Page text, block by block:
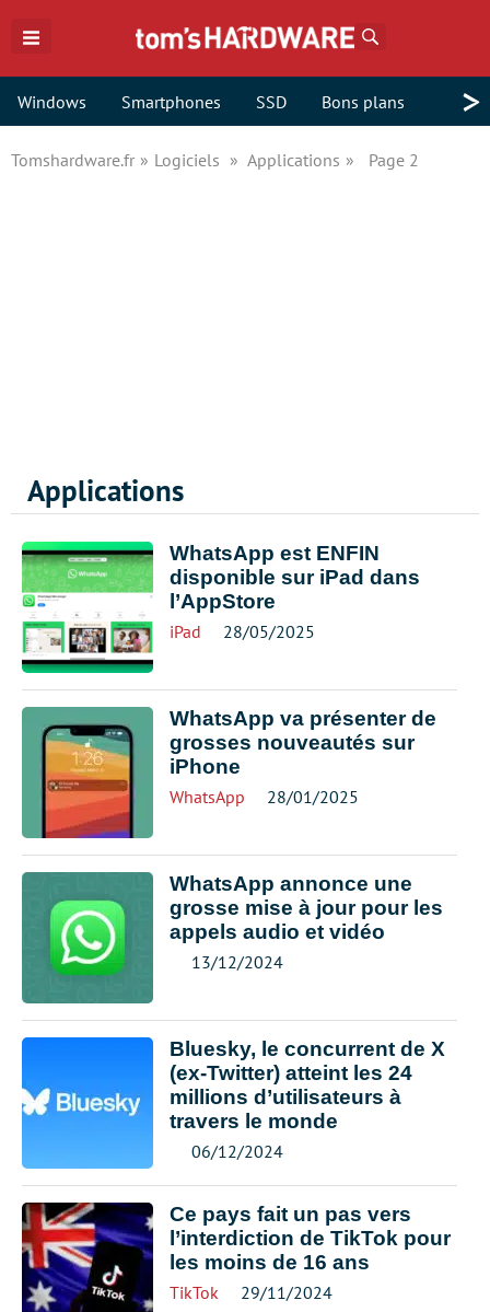
Windows Smartphones SSD Bons plans >
Tomshardware.fr Logiciels Applications Page 2
Applications
WhatsApp est ENFIN
disponible sur iPad dans
l’AppStore
iPad 28/05/2025
WhatsApp va présenter de
grosses nouveautés sur
iPhone
WhatsApp 28/01/2025
WhatsApp annonce une
grosse mise à jour pour les
appels audio et vidéo
13/12/2024
Bluesky, le concurrent de X
(ex-Twitter) atteint les 24
millions d’utilisateurs à
travers le monde
06/12/2024
Ce pays fait un pas vers
l’interdiction de TikTok pour
les moins de 16 ans
TikTok 29/11/2024